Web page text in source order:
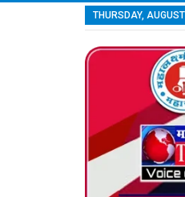
THURSDAY,